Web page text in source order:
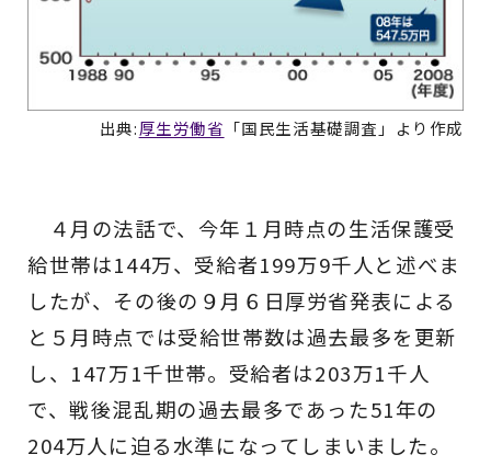
出典:厚生労働省 「国民生活基礎調査」より作成
４月の法話で、今年１月時点の生活保護受
給世帯は144万、受給者199万9千人と述べま
したが、その後の９月６日厚労省発表による
と５月時点では受給世帯数は過去最多を更新
し、147万1千世帯。受給者は203万1千人
で、戦後混乱期の過去最多であった51年の
204万人に迫る水準になってしまいました。